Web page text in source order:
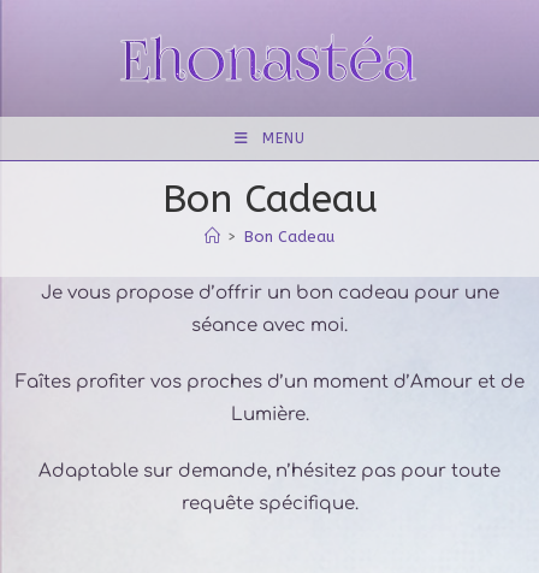
MENU
Bon Cadeau
> Bon Cadeau
Je vous propose d’offrir un bon cadeau pour une
séance avec moi.
Faîtes profiter vos proches d’un moment d’Amour et de
Lumière.
Adaptable sur demande, n’hésitez pas pour toute
requête spécifique.